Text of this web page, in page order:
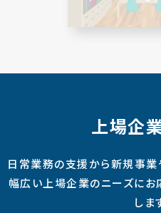
上場企
日常業務の支援から新規事業
幅広い上場企業のニーズにお
しま